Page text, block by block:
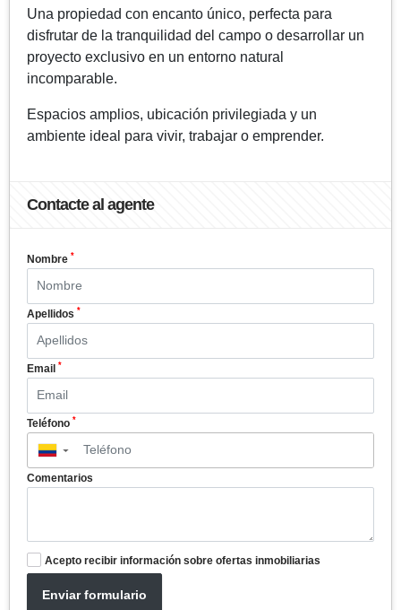
Una propiedad con encanto único, perfecta para
disfrutar de la tranquilidad del campo o desarrollar un
proyecto exclusivo en un entorno natural
incomparable.
Espacios amplios, ubicación privilegiada y un
ambiente ideal para vivir, trabajar o emprender.
Contacte al agente
Nombre *
Apellidos *
Email *
Teléfono *
▼
Comentarios
Acepto recibir información sobre ofertas inmobiliarias
Enviar formulario